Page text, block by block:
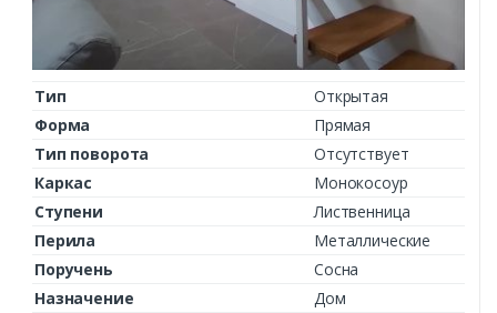
Тип
Открытая
Форма
Прямая
Тип поворота
Отсутствует
Каркас
Монокосоур
Ступени
Лиственница
Перила
Металлические
Поручень
Сосна
Назначение
Дом